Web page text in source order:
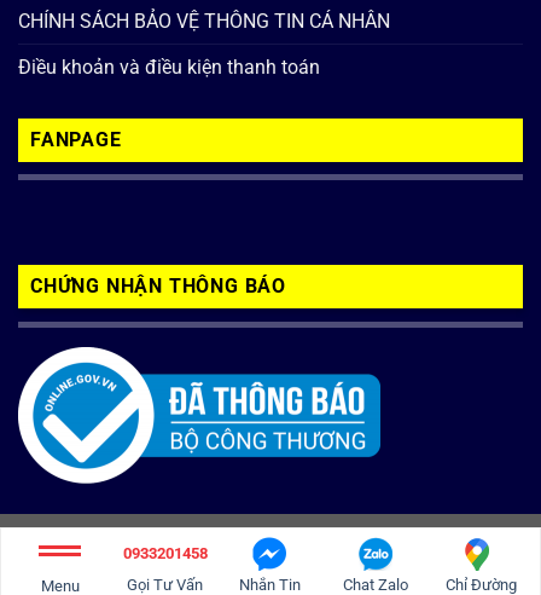
CHÍNH SÁCH BẢO VỆ THÔNG TIN CÁ NHÂN
Điều khoản và điều kiện thanh toán
FANPAGE
CHỨNG NHẬN THÔNG BÁO
Copyright 2026 ©inoxbaolong.com
Tư vấn và thiết kế webCông ty TNC Việt Nam
Menu
0933201458
Gọi Tư Vấn
Nhắn Tin Chat Zalo Chỉ Đường